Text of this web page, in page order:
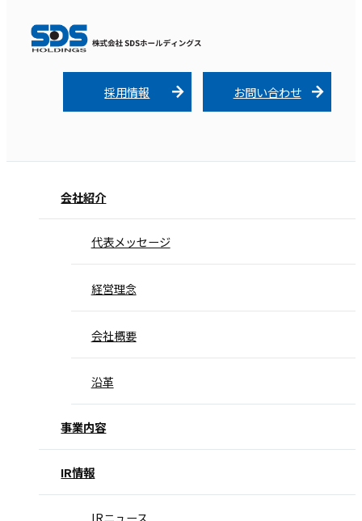
採用情報 お問い合わせ
会社紹介
代表メッセージ
経営理念
会社概要
沿革
事業内容
IR情報
IRニュース